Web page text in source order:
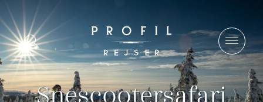
Spring
til
indhold
Vis/Skjul
søgning
Snescootersafari